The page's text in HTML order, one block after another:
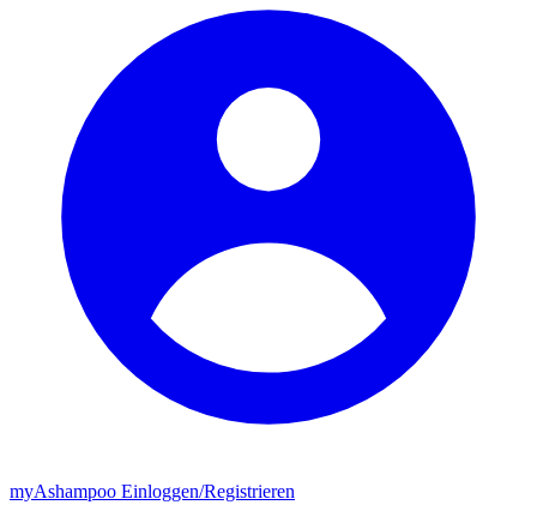
myAshampoo Einloggen/Registrieren